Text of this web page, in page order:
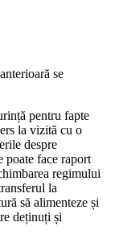
se
pentru fapte
la vizită cu o
despre
face raport
regimului
la
să alimenteze și
deținuți și